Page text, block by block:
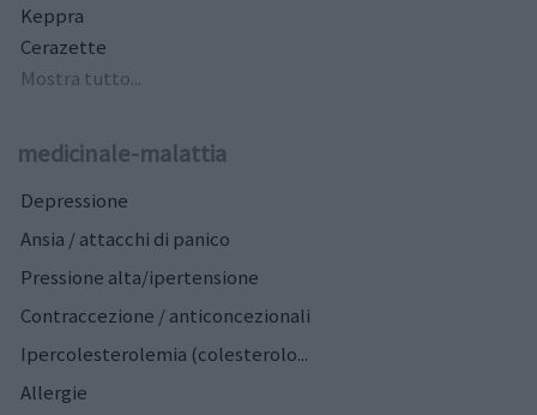
Keppra
Cerazette
Mostra tutto...
medicinale-malattia
Depressione
Ansia / attacchi di panico
Pressione alta/ipertensione
Contraccezione / anticoncezionali
Ipercolesterolemia (colesterolo...
Allergie